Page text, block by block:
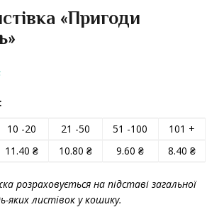
«Пригоди
10 -20 21 -50 51 -100 101 +
11.40 ₴ 10.80 ₴ 9.60 ₴ 8.40 ₴
розраховується на підставі загальної
яких листівок у кошику.